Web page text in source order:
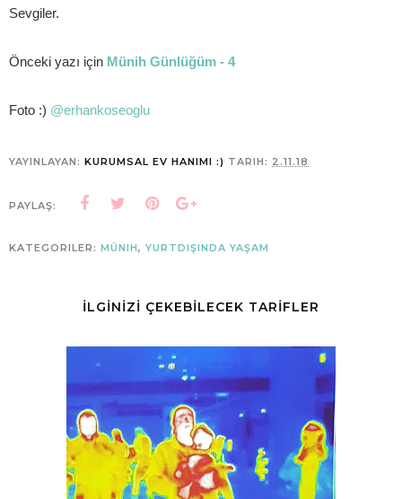
Sevgiler.
Önceki yazı için Münih Günlüğüm - 4
Foto :) @erhankoseoglu
YAYINLAYAN: KURUMSAL EV HANIMI :) TARIH: 2.11.18
PAYLAŞ:
KATEGORILER: MÜNIH, YURTDIŞINDA YAŞAM
İLGİNİZİ ÇEKEBİLECEK TARİFLER